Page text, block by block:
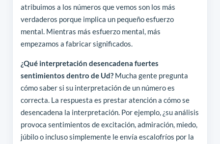
atribuimos a los números que vemos son los más
verdaderos porque implica un pequeño esfuerzo
mental. Mientras más esfuerzo mental, más
empezamos a fabricar significados.
¿Qué interpretación desencadena fuertes
sentimientos dentro de Ud? Mucha gente pregunta
cómo saber si su interpretación de un número es
correcta. La respuesta es prestar atención a cómo se
desencadena la interpretación. Por ejemplo, ¿su análisis
provoca sentimientos de excitación, admiración, miedo,
júbilo o incluso simplemente le envía escalofríos por la